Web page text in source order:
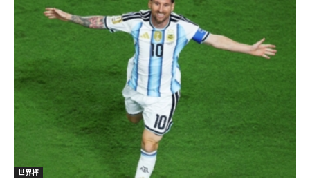
世界杯